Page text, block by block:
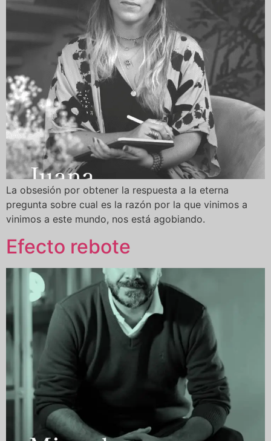
La obsesión por obtener la respuesta a la eterna
pregunta sobre cual es la razón por la que vinimos a
vinimos a este mundo, nos está agobiando.
Efecto rebote